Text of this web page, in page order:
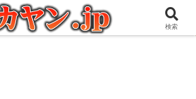
好きな管理人の愉快な日々を綴るブログ
検索